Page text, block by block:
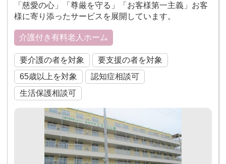
「慈愛の心」「尊厳を守る」「お客様第一主義」お客
様に寄り添ったサービスを展開しています。
介護付き有料老人ホーム
要介護の者を対象
要支援の者を対象
65歳以上を対象
認知症相談可
生活保護相談可